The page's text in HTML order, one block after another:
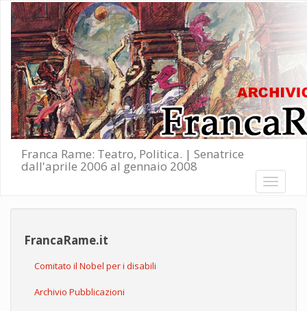
Salta al contenuto principale
Franca Rame: Teatro, Politica. | Senatrice
dall'aprile 2006 al gennaio 2008
Toggle
FrancaRame.it
Comitato il Nobel per i disabili
Archivio Pubblicazioni